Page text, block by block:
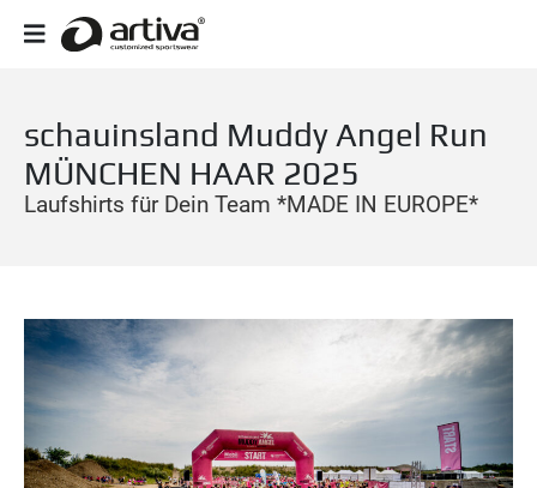
schauinsland Muddy Angel Run
MÜNCHEN HAAR 2025
Laufshirts für Dein Team *MADE IN EUROPE*